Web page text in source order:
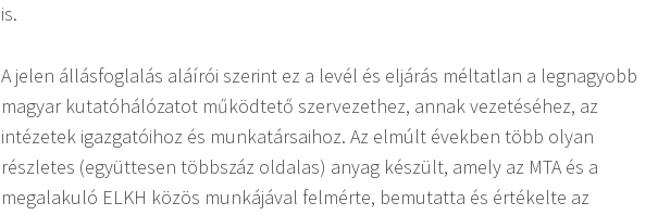
is.
A jelen állásfoglalás aláírói szerint ez a levél és eljárás méltatlan a legnagyobb
magyar kutatóhálózatot működtető szervezethez, annak vezetéséhez, az
intézetek igazgatóihoz és munkatársaihoz. Az elmúlt években több olyan
részletes (együttesen többszáz oldalas) anyag készült, amely az MTA és a
megalakuló ELKH közös munkájával felmérte, bemutatta és értékelte az